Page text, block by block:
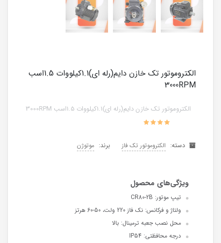
الکتروموتور تک خازن دایم(رله ای)1.1کیلووات 1.5اسب
3000RPM
الکتروموتور تک خازن دایم(رله ای)1.1کیلووات 1.5اسب 3000RPM
دسته: الکتروموتور تک فاز برند: موتوژن
تیپ موتور: CR80-2B
ولتاژ و فرکانس: نک فاز 220 ولت، 50-60 هرتز
محل نصب جعبه ترمینال: بالا
درجه محافظتی: IP54